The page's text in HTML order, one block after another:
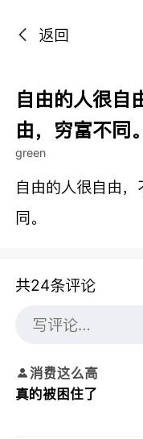
返回
自由的人很自
由，穷富不同。
green
自由的人很自由
同。
共24条评论
消费这么高
真的被困住了